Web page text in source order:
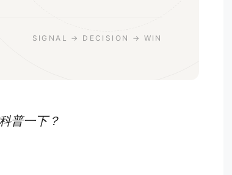
SIGNAL → DECISION → WIN
普一下？